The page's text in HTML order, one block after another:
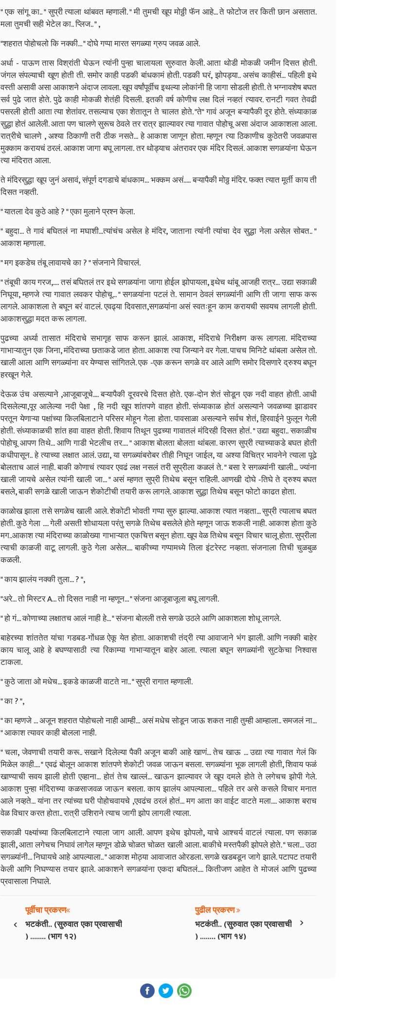
" एक सांगू का.. " सुप्री त्याला थांबवत म्हणाली. " मी तुमची खूप मोठ्ठी फॅन आहे... ते फोटोज तर किती छान असतात.
मला तुमची सही भेटेल का.. प्लिज.. " ,
"शहरात पोहोचलो कि नक्की... " दोघे गप्पा मारत सगळ्या ग्रुप जवळ आले.
अर्धा - पाऊण तास विश्रांती घेऊन त्यांनी पुन्हा चालायला सुरुवात केली. आता थोडी मोकळी जमीन दिसत होती.
जंगल संपल्याची खूण होती ती. समोर काही पडकी बांधकामं होती. पडकी घरं, झोपड्या.. असंच काहीसं... पहिली इथे
वस्ती असावी असा आकाशने अंदाज लावला. खूप वर्षांपूर्वीच इथल्या लोकांनी हि जागा सोडली होती. ते भग्नावशेष बघत
सर्व पुढे जात होते. पुढे काही मोकळी शेतंही दिसली. इतकी वर्ष कोणीच लक्ष दिलं नव्हतं त्यावर. रानटी गवत तेवढी
पसरली होती आता त्या शेतांवर. तसल्याच एका शेतातून ते चालत होते. "ते" गावं अजून बऱ्यापैकी दूर होते. संध्याकाळ
सुद्धा होतं आलेली. आता पण चालणे सुरूच ठेवले तर रात्र झाल्यावर त्या गावात पोहोचू असा अंदाज आकाशला आला.
रात्रीचे चालणे , अश्या ठिकाणी तरी ठीक नसते... हे आकाश जाणून होता. म्हणून त्या ठिकाणीच कुठेतरी जवळपास
मुक्काम करायचं ठरलं. आकाश जागा बघू लागला. तर थोड्याच अंतरावर एक मंदिर दिसलं. आकाश सगळयांना घेऊन
त्या मंदिरात आला.
ते मंदिरसुद्धा खूप जुनं असावं, संपूर्ण दगडाचे बांधकाम... भक्कम असं..... बऱ्यापैकी मोठ्ठ मंदिर. फक्त त्यात मूर्ती काय ती
दिसत नव्हती.
" यातला देव कुठे आहे ? " एका मुलाने प्रश्न केला.
" बहुदा... ते गावं बघितलं ना मघाशी...त्यांचंच असेल हे मंदिर, जाताना त्यांनी त्यांचा देव सुद्धा नेला असेल सोबत.. "
आकाश म्हणाला.
" मग इकडेच तंबू लावायचे का ? " संजनाने विचारलं.
" तंबूची काय गरज,.... तसं बघितलं तर इथे सगळयांना जागा होईल झोपायला, इथेच थांबू आजही रात्र... उद्या सकाळी
निघूया, म्हणजे त्या गावात लवकर पोहोचू... " सगळयांना पटलं ते. सामान ठेवलं सगळ्यांनी आणि ती जागा साफ करू
लागले. आकाशला ते बघून बरं वाटलं. एवढ्या दिवसात,सगळयांना असं स्वतःहून काम करायची सवयच लागली होती.
आकाशसुद्धा मदत करू लागला.
पुढच्या अर्ध्या तासात मंदिराचे सभागृह साफ करून झालं. आकाश, मंदिराचे निरीक्षण करू लागला. मंदिराच्या
गाभाऱ्यातुन एक जिना, मंदिराच्या छताकडे जात होता. आकाश त्या जिन्याने वर गेला. पाचच मिनिटे थांबला असेल तो.
खाली आला आणि सगळ्यांना वर येण्यास सांगितले. एक -एक करून सगळे वर आले आणि समोर दिसणारे द्रुश्य बघून
हरखून गेले.
देऊळ उंच असल्याने ,आजूबाजूचे.... बऱ्यापैकी दूरवरचे दिसत होते. एक-दोन शेतं सोडून एक नदी वाहत होती. आधी
दिसलेल्या,पूर आलेल्या नदी पेक्षा , हि नदी खूप शांतपणे वाहत होती. संध्याकाळ होतं असल्याने जवळच्या झाडावर
परतून येणाऱ्या पक्षांच्या किलबिलाटाने परिसर मोहून गेला होता. पावसाळा असल्याने सर्वच शेतं, हिरवाईने फुलून गेली
होती. संध्याकाळची शांत हवा वाहत होती. शिवाय तिथून पुढच्या गावातलं मंदिरही दिसत होतं. " उद्या बहुदा.. सकाळीच
पोहोचू आपण तिथे... आणि गाडी भेटलीच तर.... " आकाश बोलता बोलता थांबला. कारण सुप्री त्याच्याकडे बघत होती
कधीपासून.. हे त्याच्या लक्षात आलं. उद्या, या सगळ्यांबरोबर तीही निघून जाईल, या अश्या विचित्र भावनेने त्याला पूढे
बोलताच आलं नाही. बाकी कोणाचं त्यावर एवढं लक्ष नसलं तरी सुप्रीला कळलं ते. " बसा रे सगळ्यांनी खाली... ज्यांना
खाली जायचे असेल त्यांनी खाली जा... " असं म्हणत सुप्री तिथेच बसून राहिली. आणखी दोघे -तिघे ते द्रुश्य बघत
बसले, बाकी सगळे खाली जाऊन शेकोटीची तयारी करू लागले. आकाश सुद्धा तिथेच बसून फोटो काढत होता.
काळोख झाला तसे सगळेच खाली आले. शेकोटी भोवती गप्पा सुरु झाल्या. आकाश त्यात नव्हता... सुप्री त्यालाच बघत
होती. कुठे गेला .... गेली असती शोधायला परंतु सगळे तिथेच बसलेले होते म्हणून जाऊ शकली नाही. आकाश होता कुठे
मग..आकाश त्या मंदिराच्या काळोख्या गाभाऱ्यात एकचित्त बसून होता. खूप वेळ तिथेच बसून विचार चालू होता. सुप्रीला
त्याची काळजी वाटू लागली. कुठे गेला असेल.... बाकीच्या गप्पामध्ये तिला इंटरेस्ट नव्हता. संजनाला तिची चुळबुळ
कळली.
" काय झालंय नक्की तुला... ? ",
"अरे... तो मिस्टर A... तो दिसत नाही ना म्हणून... " संजना आजूबाजूला बघू लागली.
" हो गं... कोणाच्या लक्षातच आलं नाही हे... " संजना बोलली तसे सगळे उठले आणि आकाशला शोधू लागले.
बाहेरच्या शांततेत यांचा गडबड-गोंधळ ऐकू येत होता. आकाशची तंद्री त्या आवाजाने भंग झाली. आणि नक्की बाहेर
काय चालू आहे हे बघण्यासाठी त्या रिकाम्या गाभाऱ्यातून बाहेर आला. त्याला बघून सगळ्यांनी सुटकेचा निश्वास
टाकला.
" कुठे जाता ओ मधेच... इकडे काळजी वाटते ना.. " सुप्री रागात म्हणाली.
" का ? ",
" का म्हणजे ... अजून शहरात पोहोचलो नाही आम्ही... असं मधेच सोडून जाऊ शकत नाही तुम्ही आम्हाला.. समजलं ना...
" आकाश त्यावर काही बोलला नाही.
" चला, जेवणाची तयारी करू.. सखाने दिलेल्या पैकी अजून बाकी आहे खाणं... तेच खाऊ ... उद्या त्या गावात गेलं कि
मिळेल काही.... " एवढं बोलून आकाश शांतपणे शेकोटी जवळ जाऊन बसला. सगळ्यांना भूक लागली होती, शिवाय फळं
खाण्याची सवय झाली होती एव्हाना... होतं तेच खाल्लं... खाऊन झाल्यावर जे खूप दमले होते ते लगेचच झोपी गेले.
आकाश पुन्हा मंदिराच्या कळसाजवळ जाऊन बसला. काय झालंय आपल्याला... पहिले तर असे कसले विचार मनात
आले नव्हते... यांना तर त्यांच्या घरी पोहोचवायचे ,एवढंच ठरलं होतं... मग आता का वाईट वाटते मला.... आकाश बराच
वेळ विचार करत होता.. रात्री उशिराने त्याच जागी झोप लागली त्याला.
सकाळी पक्ष्यांच्या किलबिलाटाने त्याला जाग आली. आपण इथेच झोपलो, याचे आश्चर्य वाटलं त्याला. पण सकाळ
झाली, आता लगेचच निघावं लागेल म्हणून डोळे चोळत चोळत खाली आला. बाकीचे मस्तपैकी झोपले होते. " चला... उठा
सगळ्यांनी... निघायचे आहे आपल्याला.. " आकाश मोठ्या आवाजात ओरडला. सगळे खडबडून जागे झाले. पटापट तयारी
केली आणि निघण्यास तयार झाले. आकाशने सगळयांना एकदा बघितलं.... कितीजण आहेत ते मोजलं आणि पुढच्या
प्रवासाला निघाले.
‹
पूर्वीचा प्रकरण
भटकंती.. (सुरुवात एका प्रवासाची
) ........ (भाग १२)
›
पुढील प्रकरण
भटकंती.. (सुरुवात एका प्रवासाची
) ........ (भाग १४)